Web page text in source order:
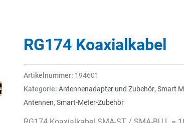
RG174 Koaxialkabel
Artikelnummer: 194601
Kategorie: Antennenadapter und Zubehör,Smart
Antennen,Smart-Meter-Zubehör